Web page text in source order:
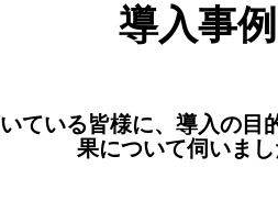
導入事例
ている皆様に、導入の目
果について伺いま